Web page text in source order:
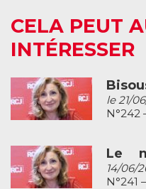
CELA PEUT
INTÉRESSER
le 21/
N°242
Le
14/06/
N°241